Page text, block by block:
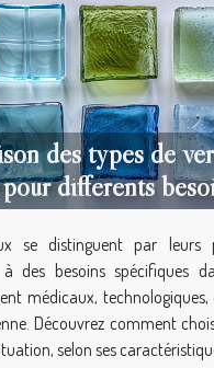
des types de
différents
se distinguent par leurs
des besoins spécifiques
médicaux,
Découvrez comment
selon ses